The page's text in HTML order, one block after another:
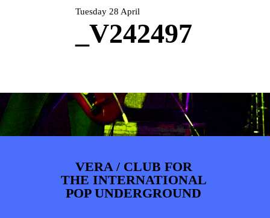
Tuesday 28 April
_V242497
VERA / CLUB FOR
THE INTERNATIONAL
POP UNDERGROUND